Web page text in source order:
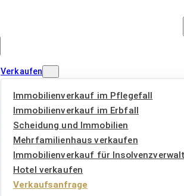
Verkaufen
Immobilienverkauf im Pflegefall
Immobilienverkauf im Erbfall
Scheidung und Immobilien
Mehrfamilienhaus verkaufen
Immobilienverkauf für
Hotel verkaufen
Verkaufsanfrage